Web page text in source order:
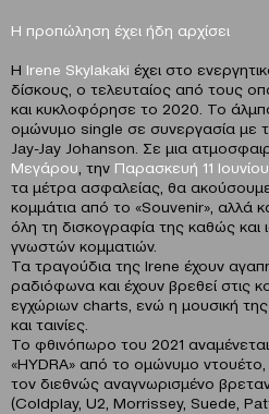
Η προπώληση έχει ήδη αρχίσει
Η Irene Skylakaki έχει στο
δίσκους, o τελευταίος από τους
και κυκλοφόρησε το 2020. Το
ομώνυμο single σε συνεργασία με
Jay-Jay Johanson. Σε μια
Μεγάρου , την Παρασκευή 11
τα μέτρα ασφαλείας, θα
κομμάτια από το «Souvenir», αλλά
όλη τη δισκογραφία της καθώς και
γνωστών κομματιών.
Τα τραγούδια της Irene έχουν
ραδιόφωνα και έχουν βρεθεί στις
εγχώριων charts, ενώ η μουσική της
και ταινίες.
To φθινόπωρο του 2021
«HYDRA» από το ομώνυμο ντουέτο,
τον διεθνώς αναγνωρισμένο
(Coldplay, U2, Morrissey, Suede, Patti